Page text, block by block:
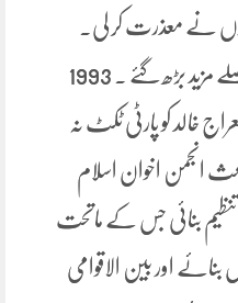
نے معذرت کر لی۔
محترمہ بینظیر بھٹو سے ان کے فاصلے مزید بڑھ گئے ۔ 1993
خالد کو پارٹی ٹکٹ نہ
انجمن اخوان اسلام
بنائی جس کے ماتحت
بنائے اور بین الاقوامی